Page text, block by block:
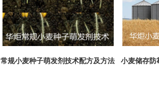
常规小麦种子萌发剂技术配方及方法 小麦储存防